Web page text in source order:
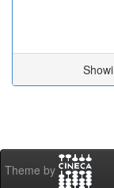
Theme by